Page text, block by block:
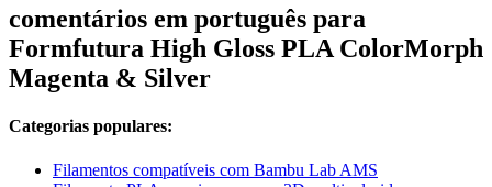
comentários em português para
Formfutura High Gloss PLA ColorMorph
Magenta & Silver
Categorias populares:
Filamentos compatíveis com Bambu Lab AMS